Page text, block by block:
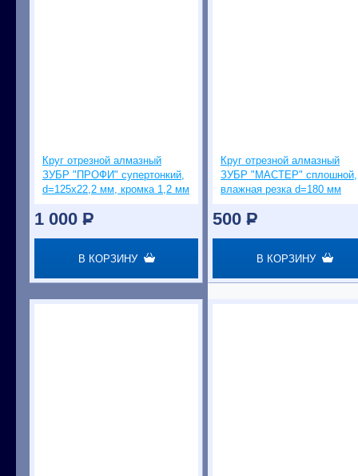
Круг отрезной алмазный
ЗУБР "ПРОФИ" супертонкий,
d=125х22,2 мм, кромка 1,2 мм
1 000 P
В КОРЗИНУ
Круг отрезной алмазный
ЗУБР "МАСТЕР" сплошной,
влажная резка d=180 мм
500 P
В КОРЗИНУ